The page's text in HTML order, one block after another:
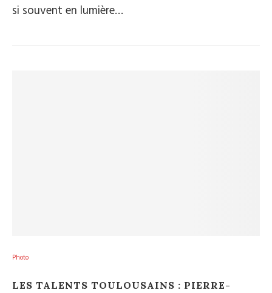
si souvent en lumière…
Photo
LES TALENTS TOULOUSAINS : PIERRE-